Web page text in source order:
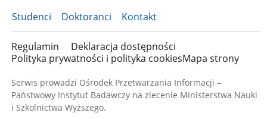
Studenci Doktoranci Kontakt
Regulamin
Deklaracja dostępności
Polityka prywatności i polityka cookiesMapa strony
Serwis prowadzi Ośrodek Przetwarzania Informacji –
Państwowy Instytut Badawczy na zlecenie Ministerstwa Nauki
i Szkolnictwa Wyższego.